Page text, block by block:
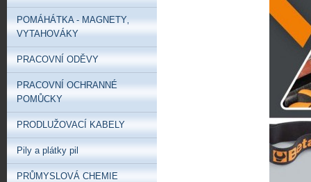
POMÁHÁTKA - MAGNETY‚
VYTAHOVÁKY
PRACOVNÍ ODĚVY
PRACOVNÍ OCHRANNÉ
POMŮCKY
PRODLUŽOVACÍ KABELY
Pily a plátky pil
PRŮMYSLOVÁ CHEMIE